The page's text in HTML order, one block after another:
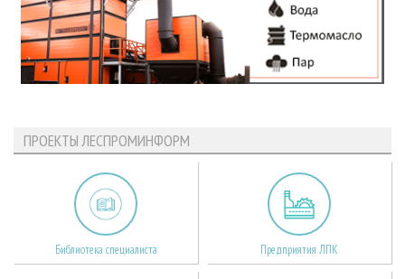
ПРОЕКТЫ ЛЕСПРОМИНФОРМ
Библиотека специалиста Предприятия ЛПК